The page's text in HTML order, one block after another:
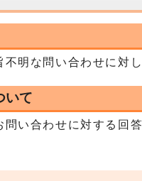
明な問い合わせに対
いて
い合わせに対する回